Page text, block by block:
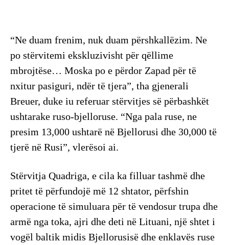
“Ne duam frenim, nuk duam përshkallëzim. Ne
po stërvitemi ekskluzivisht për qëllime
mbrojtëse… Moska po e përdor Zapad për të
nxitur pasiguri, ndër të tjera”, tha gjenerali
Breuer, duke iu referuar stërvitjes së përbashkët
ushtarake ruso-bjelloruse. “Nga pala ruse, ne
presim 13,000 ushtarë në Bjellorusi dhe 30,000 të
tjerë në Rusi”, vlerësoi ai.
Stërvitja Quadriga, e cila ka filluar tashmë dhe
pritet të përfundojë më 12 shtator, përfshin
operacione të simuluara për të vendosur trupa dhe
armë nga toka, ajri dhe deti në Lituani, një shtet i
vogël baltik midis Bjellorusisë dhe enklavës ruse